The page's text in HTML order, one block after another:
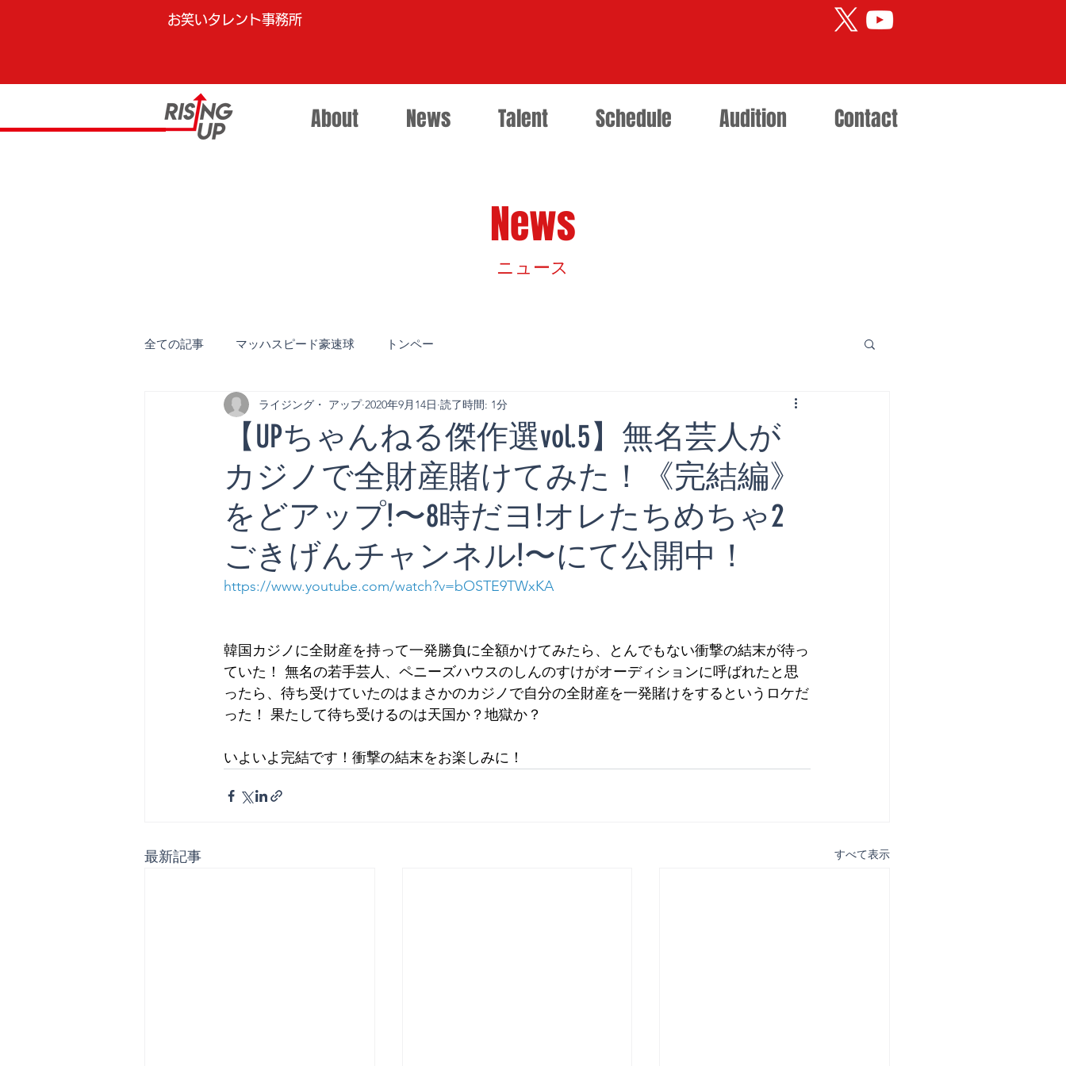
お笑いタレント事務所
About News Talent Schedule Audition Contact
News
​ニュース
全ての記事 マッハスピード豪速球 トンペー
【UPちゃんねる傑作選vol.5】無名芸人が
カジノで全財産賭けてみた！《完結編》
をどアップ!〜8時だヨ!オレたちめちゃ2
ごきげんチャンネル!〜にて公開中！
ライジング・ アップ 2020年9月14日 読了時間: 1分
https://www.youtube.com/watch?v=bOSTE9TWxKA
韓国カジノに全財産を持って一発勝負に全額かけてみたら、とんでもない衝撃の結末が待っ
ていた！ 無名の若手芸人、ペニーズハウスのしんのすけがオーディションに呼ばれたと思
ったら、待ち受けていたのはまさかのカジノで自分の全財産を一発賭けをするというロケだ
った！ 果たして待ち受けるのは天国か？地獄か？
いよいよ完結です！衝撃の結末をお楽しみに！
最新記事 すべて表示